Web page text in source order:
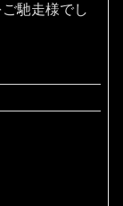
馳走様でし